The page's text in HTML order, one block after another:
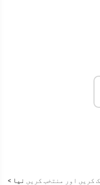
نیا >